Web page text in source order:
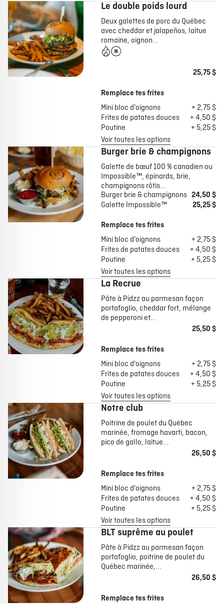
Le double poids lourd
Deux galettes de porc du Québec
avec cheddar et jalapeños, laitue
romaine, oignon...
25,75 $
Remplace tes frites
Mini bloc d'oignons
+ 2,75 $
Frites de patates douces
+ 4,50 $
Poutine
+ 5,25 $
Voir toutes les options
Burger brie & champignons
Galette de bœuf 100 % canadien ou
Impossible™, épinards, brie,
champignons rôtis...
Burger brie & champignons 24,50 $
Galette Impossible™
25,25 $
Remplace tes frites
Mini bloc d'oignons
+ 2,75 $
Frites de patates douces
+ 4,50 $
Poutine
+ 5,25 $
Voir toutes les options
La Recrue
Pâte à Pidzz au parmesan façon
portafoglio, cheddar fort, mélange
de pepperoni et...
25,50 $
Remplace tes frites
Mini bloc d'oignons
+ 2,75 $
Frites de patates douces
+ 4,50 $
Poutine
+ 5,25 $
Voir toutes les options
Notre club
Poitrine de poulet du Québec
marinée, fromage havarti, bacon,
pico de gallo, laitue...
26,50 $
Remplace tes frites
Mini bloc d'oignons
+ 2,75 $
Frites de patates douces
+ 4,50 $
Poutine
+ 5,25 $
Voir toutes les options
BLT suprême au poulet
Pâte à Pidzz au parmesan façon
portafoglio, poitrine de poulet du
Québec marinée,...
26,50 $
Remplace tes frites